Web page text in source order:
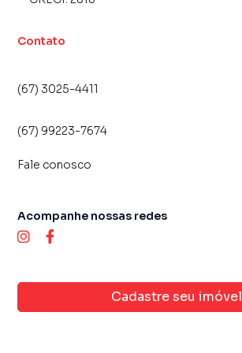
proprietários e inquilinos.
Contato
(67) 3025-4411
(67) 99223-7674
Fale conosco
Cadastre seu imóvel
Acompanhe nossas redes